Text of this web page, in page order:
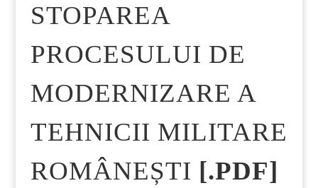
STOPAREA
PROCESULUI DE
MODERNIZARE A
TEHNICII MILITARE
ROMÂNEȘTI [.PDF]